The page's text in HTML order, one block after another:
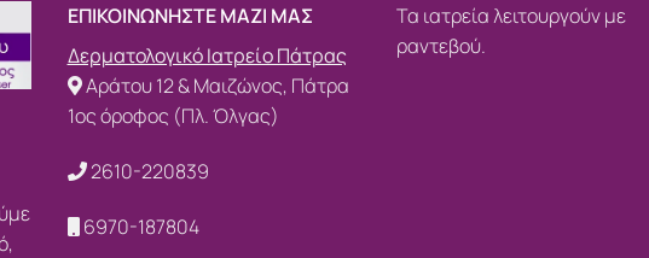
ΕΠΙΚΟΙΝΩΝΗΣΤΕ ΜΑΖΙ ΜΑΣ
Δερματολογικό Ιατρείο Πάτρας
Αράτου 12 & Μαιζώνος, Πάτρα
1ος όροφος (Πλ. Όλγας)
2610-220839
6970-187804
Τα ιατρεία λειτουργούν με
ραντεβού.